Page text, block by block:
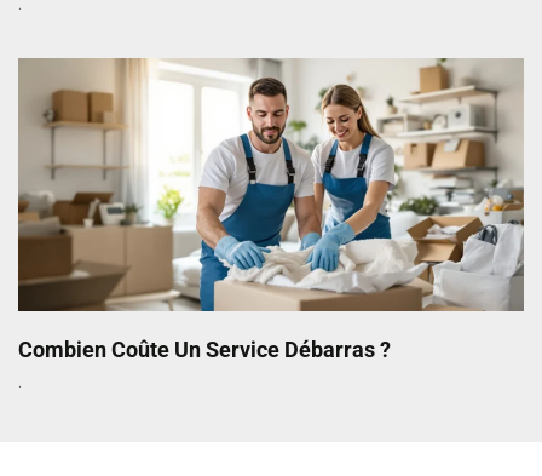
Combien Coûte Un Service Débarras ?